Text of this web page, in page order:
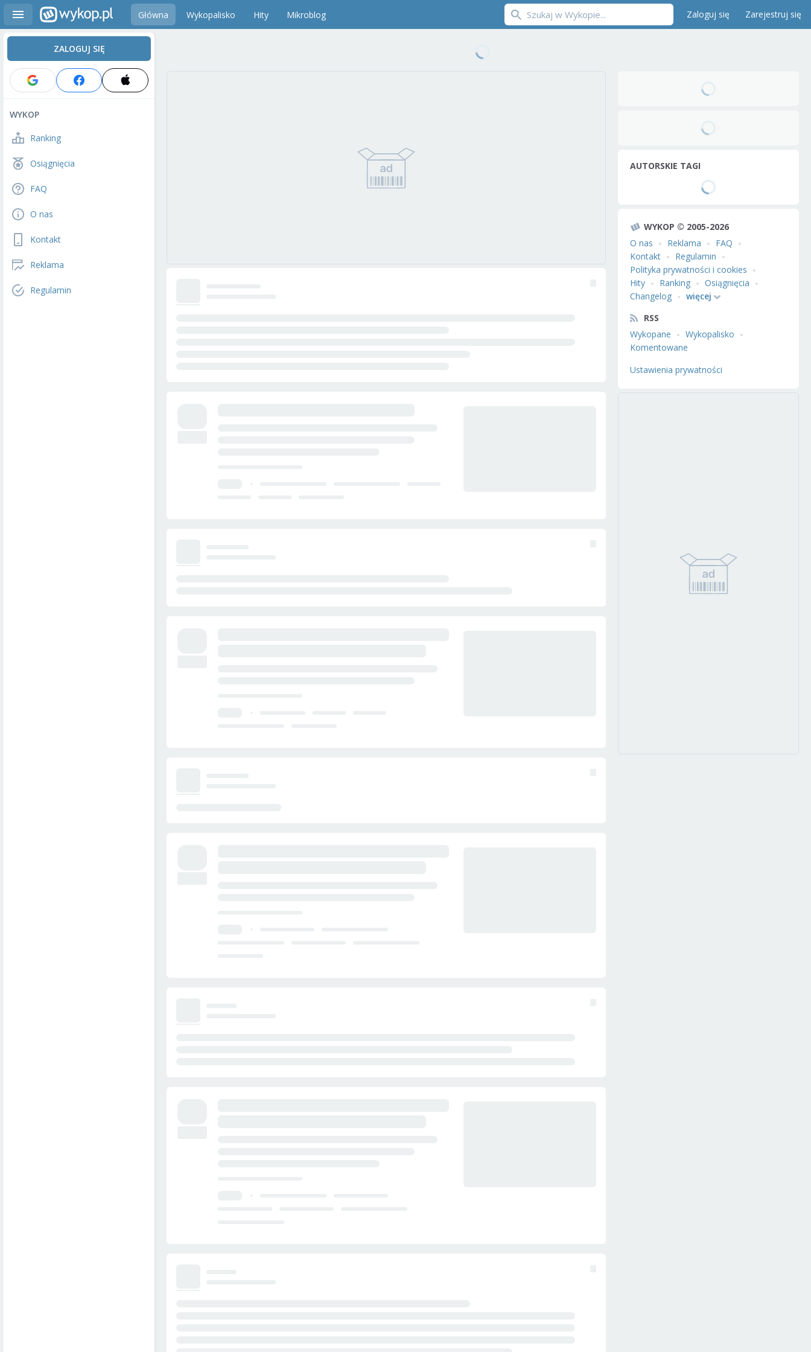
Główna Wykopalisko Hity Mikroblog Zaloguj się Zarejestruj się
ZALOGUJ SIĘ
WYKOP
Ranking
Osiągnięcia
FAQ
O nas
Kontakt
Reklama
Regulamin
AUTORSKIE TAGI
WYKOP © 2005-2026
O nas
Reklama
FAQ
Kontakt
Regulamin
Polityka prywatności i cookies
Hity
Ranking
Osiągnięcia
Changelog
więcej
RSS
Wykopane
Wykopalisko
Komentowane
Ustawienia prywatności